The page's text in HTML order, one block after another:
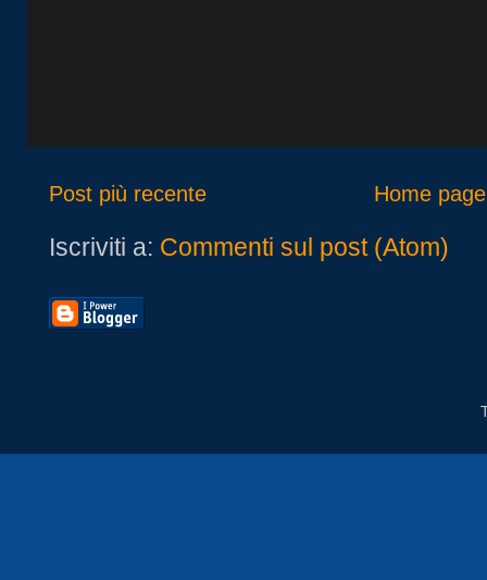
Post più recente Home page
Iscriviti a: Commenti sul post (Atom)